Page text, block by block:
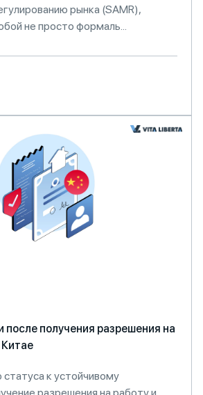
рынка (SAMR),
не просто формаль...
после получения разрешения на
к устойчивому